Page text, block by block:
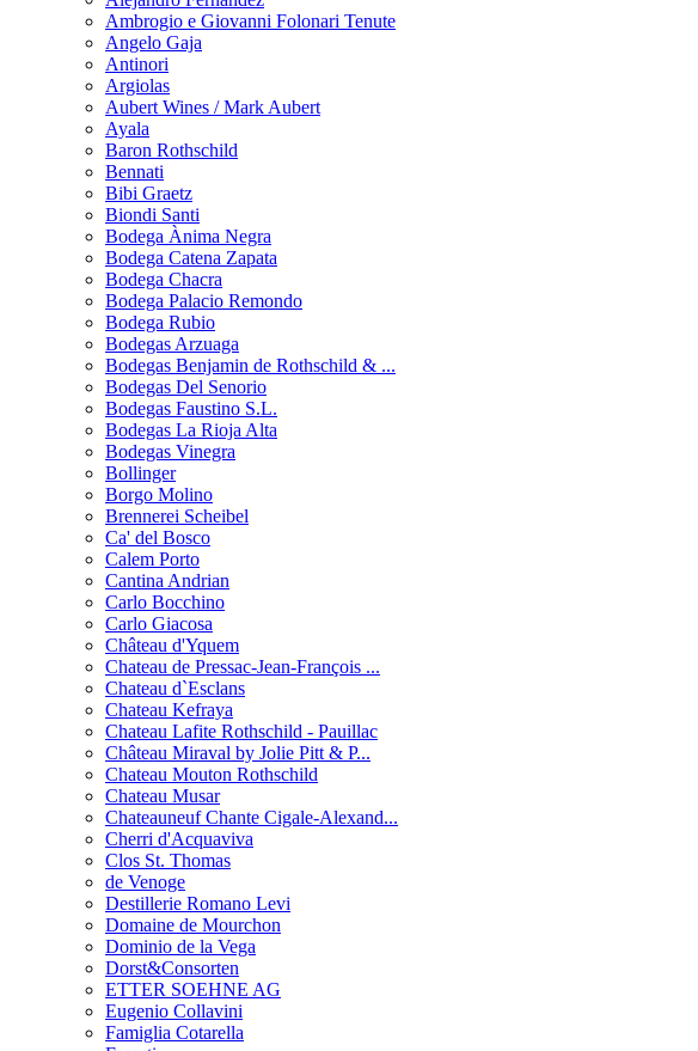
Ambrogio e Giovanni Folonari Tenute
Angelo Gaja
Antinori
Argiolas
Aubert Wines / Mark Aubert
Ayala
Baron Rothschild
Bennati
Bibi Graetz
Biondi Santi
Bodega Ànima Negra
Bodega Catena Zapata
Bodega Chacra
Bodega Palacio Remondo
Bodega Rubio
Bodegas Arzuaga
Bodegas Benjamin de Rothschild & ...
Bodegas Del Senorio
Bodegas Faustino S.L.
Bodegas La Rioja Alta
Bodegas Vinegra
Bollinger
Borgo Molino
Brennerei Scheibel
Ca' del Bosco
Calem Porto
Cantina Andrian
Carlo Bocchino
Carlo Giacosa
Château d'Yquem
Chateau de Pressac-Jean-François ...
Chateau d`Esclans
Chateau Kefraya
Chateau Lafite Rothschild - Pauillac
Château Miraval by Jolie Pitt & P...
Chateau Mouton Rothschild
Chateau Musar
Chateauneuf Chante Cigale-Alexand...
Cherri d'Acquaviva
Clos St. Thomas
de Venoge
Destillerie Romano Levi
Domaine de Mourchon
Dominio de la Vega
Dorst&Consorten
ETTER SOEHNE AG
Eugenio Collavini
Famiglia Cotarella